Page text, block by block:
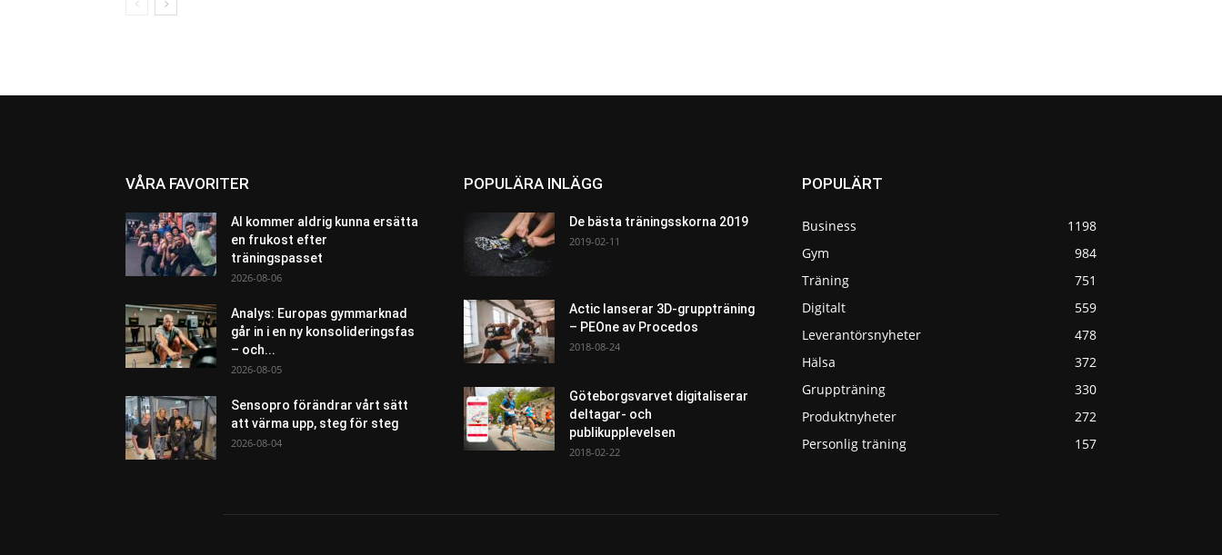
VÅRA FAVORITER
AI kommer aldrig kunna ersätta
en frukost efter
träningspasset
2026-08-06
Analys: Europas gymmarknad
går in i en ny konsolideringsfas
– och...
2026-08-05
Sensopro förändrar vårt sätt
att värma upp, steg för steg
2026-08-04
POPULÄRA INLÄGG
De bästa träningsskorna 2019
2019-02-11
Actic lanserar 3D-gruppträning
– PEOne av Procedos
2018-08-24
Göteborgsvarvet digitaliserar
deltagar- och
publikupplevelsen
2018-02-22
POPULÄRT
Business
1198
Gym
984
Träning
751
Digitalt
559
Leverantörsnyheter
478
Hälsa
372
Gruppträning
330
Produktnyheter
272
Personlig träning
157